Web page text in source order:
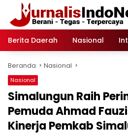
Langsung
konten
Berita Daerah
Nasional
Beranda Nasional
Nasional
Simalungun Raih
Pemuda Ahmad
Kinerja Pemkab